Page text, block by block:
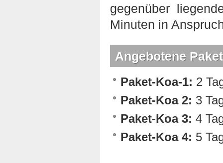
gegenüber
Minuten in
Angebotene
Paket-Koa-1: 2
Paket-Koa 2: 3
Paket-Koa 3: 4
Paket-Koa 4: 5